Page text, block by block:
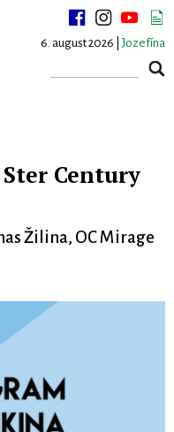
6. august 2026 | Jozefína
Century
Žilina, OC Mirage